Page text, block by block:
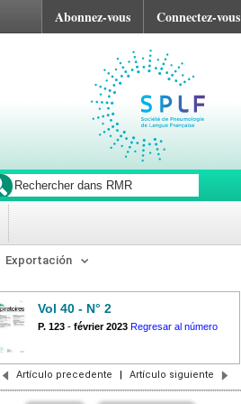
Abonnez-vous Connectez-vous
Exportación
Vol 40 - N° 2
P. 123 - février 2023 Regresar al número
Artículo precedente | Artículo siguiente